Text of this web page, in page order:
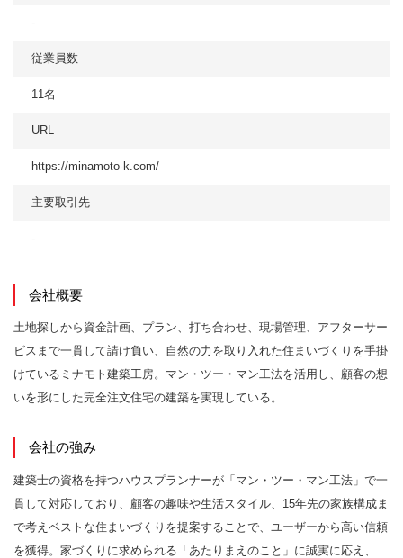
-
従業員数
11名
URL
https://minamoto-k.com/
主要取引先
-
会社概要
土地探しから資金計画、プラン、打ち合わせ、現場管理、アフターサー
ビスまで一貫して請け負い、自然の力を取り入れた住まいづくりを手掛
けているミナモト建築工房。マン・ツー・マン工法を活用し、顧客の想
いを形にした完全注文住宅の建築を実現している。
会社の強み
建築士の資格を持つハウスプランナーが「マン・ツー・マン工法」で一
貫して対応しており、顧客の趣味や生活スタイル、15年先の家族構成ま
で考えベストな住まいづくりを提案することで、ユーザーから高い信頼
を獲得。家づくりに求められる「あたりまえのこと」に誠実に応え、